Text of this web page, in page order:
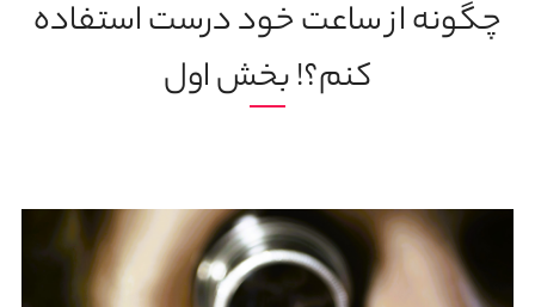
چگونه از ساعت خود درست استفاده
کنم؟! بخش اول